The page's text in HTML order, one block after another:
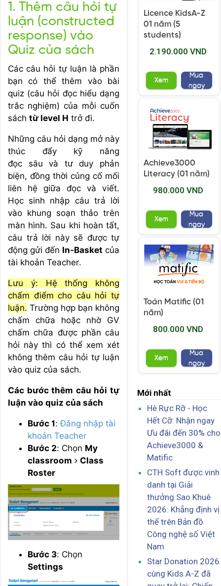
1. Thêm câu hỏi tự
luận (constructed
response) vào
Quiz của sách
Các câu hỏi tự luận là phần
bạn có thể thêm vào bài
quiz (câu hỏi đọc hiểu dạng
trắc nghiệm) của mỗi cuốn
sách từ level H trở đi.
Những câu hỏi dạng mở này
thúc đẩy kỹ năng
đọc sâu và tư duy phản
biện, đồng thời củng cố mối
liên hệ giữa đọc và viết.
Học sinh nhập câu trả lời
vào khung soạn thảo trên
màn hình. Sau khi hoàn tất,
câu trả lời này sẽ được tự
động gửi đến In-Basket của
tài khoản Teacher.
Lưu ý: Hệ thống không
chấm điểm cho câu hỏi tự
luận. Trường hợp bạn không
chấm chữa hoặc nhờ GV
chấm chữa được phần câu
hỏi này thì có thể xem xét
không thêm câu hỏi tự luận
vào quiz của sách.
Các bước thêm câu hỏi tự
luận vào quiz của sách
Bước 1:Đăng nhập tài
khoản Teacher
Bước 2: Chọn My
classroom > Class
Roster
Bước 3: Chọn
Settings
Licence KidsA-Z
01 năm (5
students)
2.190.000 VND
Xem
Mua
ngay
Achieve3000
Literacy (01 năm)
980.000 VND
Xem
Mua
ngay
Toán Matific (01
năm)
800.000 VND
Xem
Mua
ngay
Mới nhất
Hè Rực Rỡ - Học
Hết Cỡ: Nhận ngay
Ưu đãi đến 30% cho
Achieve3000 &
Matific
CTH Soft được vinh
danh tại Giải
thưởng Sao Khuê
2026: Khẳng định vị
thế trên Bản đồ
Công nghệ số Việt
Nam
Star Donation 2026
cùng Kids A-Z đã